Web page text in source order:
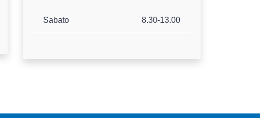
Sabato 8.30-13.00